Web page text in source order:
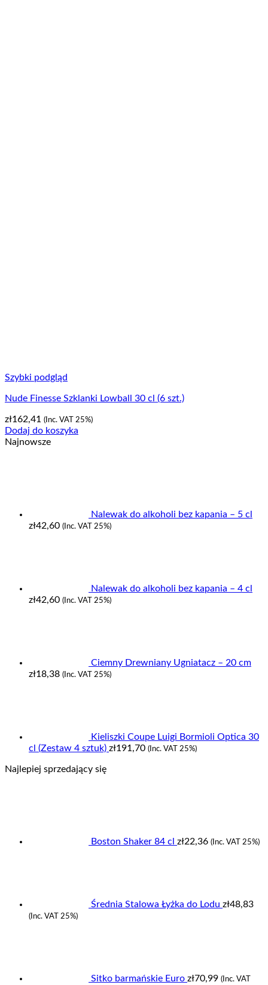
Szybki podgląd
Nude Finesse Szklanki Lowball 30 cl (6 szt.)
zł162,41 (Inc. VAT 25%)
Dodaj do koszyka
Najnowsze
Nalewak do alkoholi bez kapania – 5 cl
zł42,60 (Inc. VAT 25%)
Nalewak do alkoholi bez kapania – 4 cl
zł42,60 (Inc. VAT 25%)
Ciemny Drewniany Ugniatacz – 20 cm
zł18,38 (Inc. VAT 25%)
Kieliszki Coupe Luigi Bormioli Optica 30
cl (Zestaw 4 sztuk) zł191,70 (Inc. VAT 25%)
Najlepiej sprzedający się
Boston Shaker 84 cl zł22,36 (Inc. VAT 25%)
Średnia Stalowa Łyżka do Lodu zł48,83
(Inc. VAT 25%)
Sitko barmańskie Euro zł70,99 (Inc. VAT